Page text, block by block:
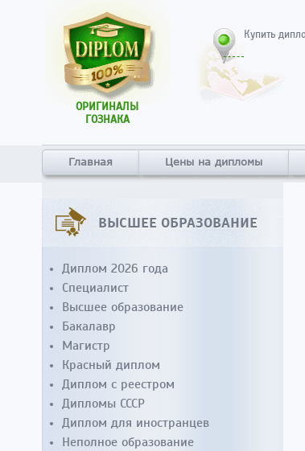
ОРИГИНАЛЫ
ГОЗНАКА
Купить
Главная Цены на дипломы
ВЫСШЕЕ ОБРАЗОВАНИЕ
Диплом 2026 года
Специалист
Высшее образование
Бакалавр
Магистр
Красный диплом
Диплом с реестром
Дипломы СССР
Диплом для иностранцев
Неполное образование